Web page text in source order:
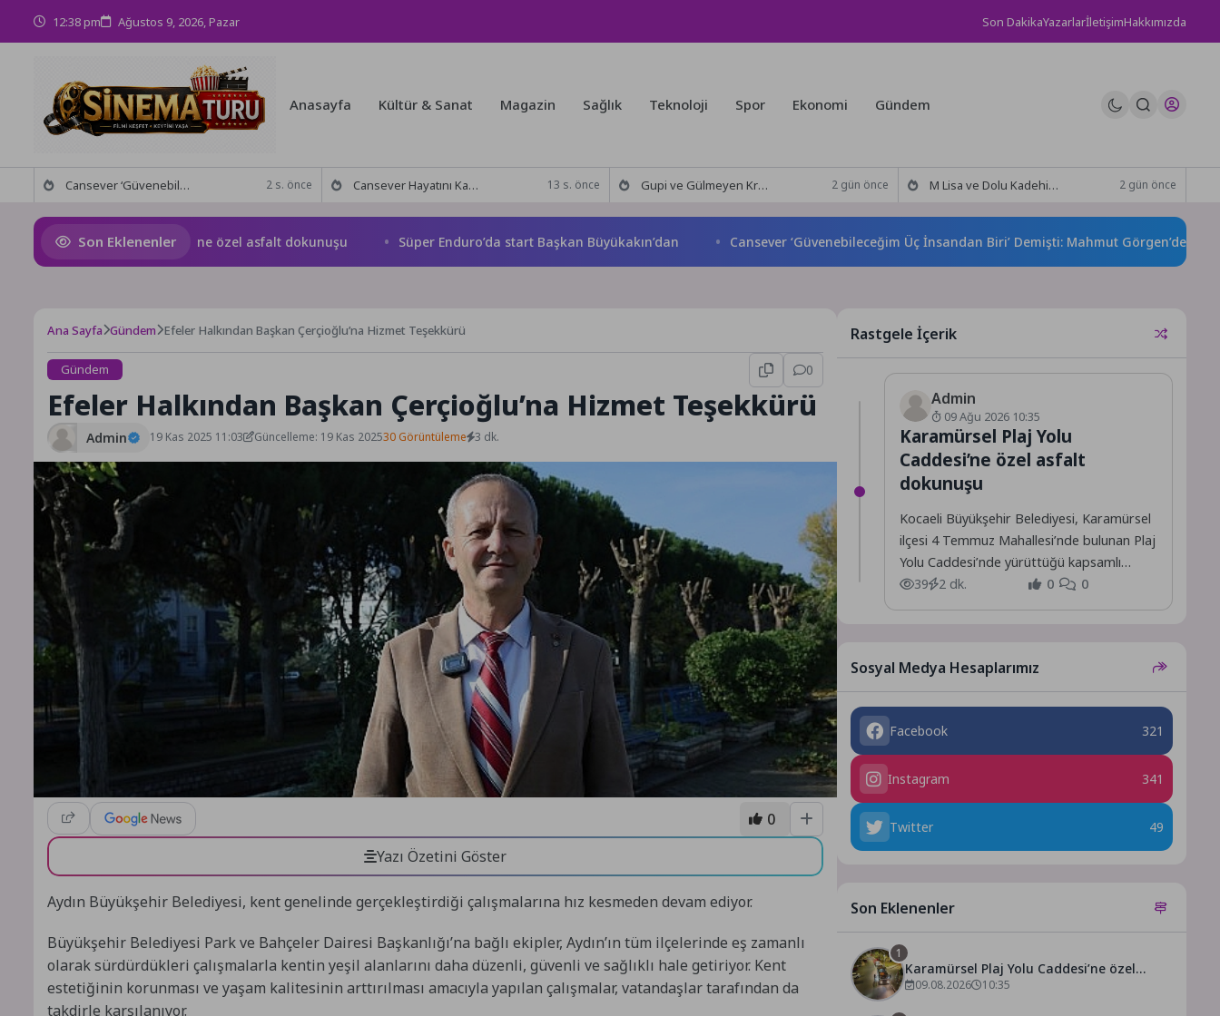
12:38 pm Ağustos 9, 2026, Pazar Son DakikaYazarlarİletişimHakkımızda
Anasayfa Kültür & Sanat Magazin Sağlık Teknoloji Spor Ekonomi Gündem
Cansever ‘Güvenebileceğim Üç İnsandan Biri’ Demişti: Mahmut Görgen’den Cansever’e Duygusal Veda 2 s. önce Cansever Hayatını Kaybetti: Kuzey Makedonya’da Toprağa Verilecek 13 s. önce Gupi ve Gülmeyen Kral Türkiye’nin ilk IMAX® animasyon filmi oluyor 2 gün önce M Lisa ve Dolu Kadehi Ters Tut’tan Yeni İş Birliği: Vişne 2 gün önce
Son Eklenenler
Plaj Yolu Caddesi’ne özel asfalt dokunuşu Süper Enduro’da start Başkan Büyükakın’dan Cansever ‘Güvenebileceğim Üç İnsandan Biri’ Demişti: Mahmut Görgen’den
Ana Sayfa Gündem Efeler Halkından Başkan Çerçioğlu’na Hizmet Teşekkürü
Gündem 0
Efeler Halkından Başkan Çerçioğlu’na Hizmet Teşekkürü
Admin 19 Kas 2025 11:03 Güncelleme: 19 Kas 202530 Görüntüleme 3 dk.
0
Yazı Özetini Göster
Aydın Büyükşehir Belediyesi, kent genelinde gerçekleştirdiği çalışmalarına hız kesmeden devam ediyor.
Büyükşehir Belediyesi Park ve Bahçeler Dairesi Başkanlığı’na bağlı ekipler, Aydın’ın tüm ilçelerinde eş zamanlı
olarak sürdürdükleri çalışmalarla kentin yeşil alanlarını daha düzenli, güvenli ve sağlıklı hale getiriyor. Kent
estetiğinin korunması ve yaşam kalitesinin arttırılması amacıyla yapılan çalışmalar, vatandaşlar tarafından da
takdirle karşılanıyor.
Rastgele İçerik
Admin
09 Ağu 2026 10:35
Karamürsel Plaj Yolu
Caddesi’ne özel asfalt
dokunuşu
Kocaeli Büyükşehir Belediyesi, Karamürsel
ilçesi 4 Temmuz Mahallesi’nde bulunan Plaj
Yolu Caddesi’nde yürüttüğü kapsamlı
yenileme çalışmalarını tamamladı.
39 2 dk. 0 0
Sosyal Medya Hesaplarımız
Facebook 321
Instagram 341
Twitter 49
Son Eklenenler
1
Karamürsel Plaj Yolu Caddesi’ne özel
asfalt dokunuşu
09.08.2026 10:35